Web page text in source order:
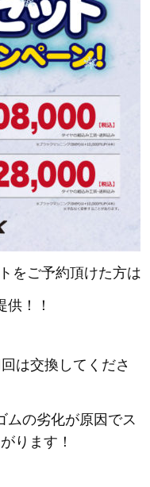
をご予約頂けた方は
供！！
は交換してくださ
ムの劣化が原因でス
ります！